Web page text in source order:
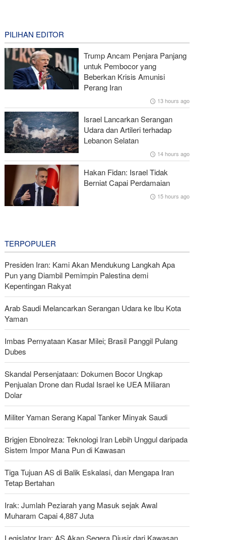
PILIHAN EDITOR
Trump Ancam Penjara Panjang
untuk Pembocor yang
Beberkan Krisis Amunisi
Perang Iran
13 hours ago
Israel Lancarkan Serangan
Udara dan Artileri terhadap
Lebanon Selatan
14 hours ago
Hakan Fidan: Israel Tidak
Berniat Capai Perdamaian
15 hours ago
TERPOPULER
Presiden Iran: Kami Akan Mendukung Langkah Apa
Pun yang Diambil Pemimpin Palestina demi
Kepentingan Rakyat
Arab Saudi Melancarkan Serangan Udara ke Ibu Kota
Yaman
Imbas Pernyataan Kasar Milei; Brasil Panggil Pulang
Dubes
Skandal Persenjataan: Dokumen Bocor Ungkap
Penjualan Drone dan Rudal Israel ke UEA Miliaran
Dolar
Militer Yaman Serang Kapal Tanker Minyak Saudi
Brigjen Ebnolreza: Teknologi Iran Lebih Unggul daripada
Sistem Impor Mana Pun di Kawasan
Tiga Tujuan AS di Balik Eskalasi, dan Mengapa Iran
Tetap Bertahan
Irak: Jumlah Peziarah yang Masuk sejak Awal
Muharam Capai 4,887 Juta
Legislator Iran: AS Akan Segera Diusir dari Kawasan